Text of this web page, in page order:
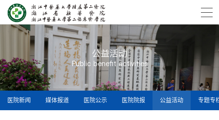
公益活动
Public benefit activities
医院新闻 媒体报道 医院公示 医院院报 公益活动 专题专